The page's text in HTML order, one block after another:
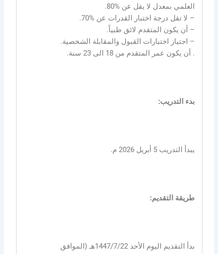
العلمي بمعدل لا يقل عن %80.
– لا تقل درجة اختبار القدرات عن %70.
– أن يكون المتقدم لائق طبياً.
– اجتياز اختبارات القبول والمقابلة الشخصية.
. أن يكون عمر المتقدم من 18 الى 23 سنة.
بدء التدريب:
يبدأ التدريب 5 أبريل 2026 م.
طريقة التقديم:
بدأ التقديم اليوم الأحد 1447/7/22هـ (الموافق